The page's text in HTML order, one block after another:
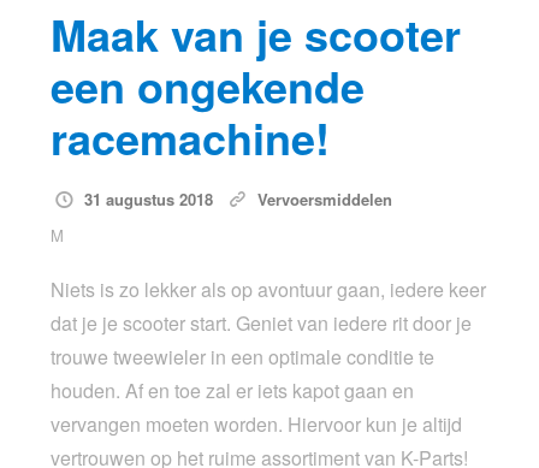
Maak van je scooter
een ongekende
racemachine!
31 augustus 2018
Vervoersmiddelen
M
Niets is zo lekker als op avontuur gaan, iedere keer
dat je je scooter start. Geniet van iedere rit door je
trouwe tweewieler in een optimale conditie te
houden. Af en toe zal er iets kapot gaan en
vervangen moeten worden. Hiervoor kun je altijd
vertrouwen op het ruime assortiment van K-Parts!